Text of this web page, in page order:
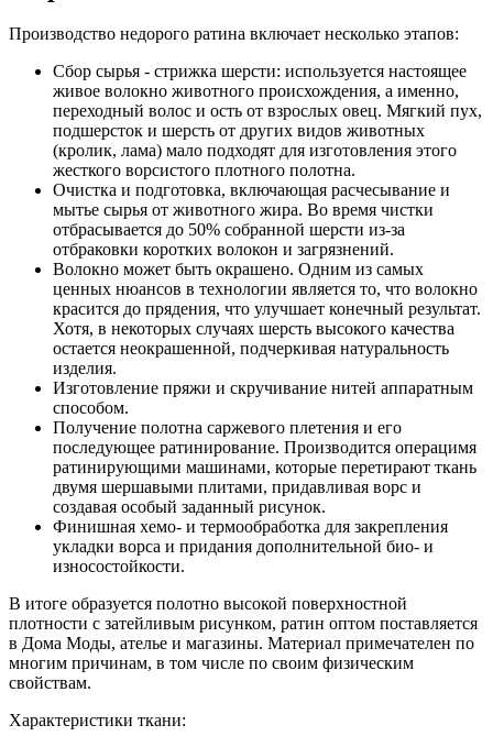
Производство недорого ратина включает несколько этапов:
Сбор сырья - стрижка шерсти: используется настоящее
живое волокно животного происхождения, а именно,
переходный волос и ость от взрослых овец. Мягкий пух,
подшерсток и шерсть от других видов животных
(кролик, лама) мало подходят для изготовления этого
жесткого ворсистого плотного полотна.
Очистка и подготовка, включающая расчесывание и
мытье сырья от животного жира. Во время чистки
отбрасывается до 50% собранной шерсти из-за
отбраковки коротких волокон и загрязнений.
Волокно может быть окрашено. Одним из самых
ценных нюансов в технологии является то, что волокно
красится до прядения, что улучшает конечный результат.
Хотя, в некоторых случаях шерсть высокого качества
остается неокрашенной, подчеркивая натуральность
изделия.
Изготовление пряжи и скручивание нитей аппаратным
способом.
Получение полотна саржевого плетения и его
последующее ратинирование. Производится операцимя
ратинирующими машинами, которые перетирают ткань
двумя шершавыми плитами, придавливая ворс и
создавая особый заданный рисунок.
Финишная хемо- и термообработка для закрепления
укладки ворса и придания дополнительной био- и
износостойкости.
В итоге образуется полотно высокой поверхностной
плотности с затейливым рисунком, ратин оптом поставляется
в Дома Моды, ателье и магазины. Материал примечателен по
многим причинам, в том числе по своим физическим
свойствам.
Характеристики ткани: